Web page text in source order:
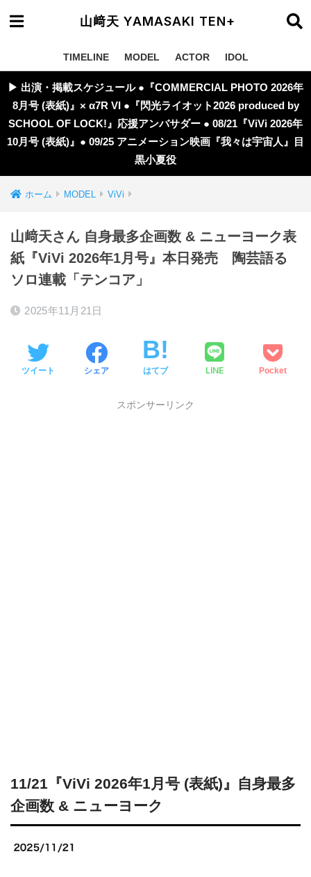
山﨑天 YAMASAKI TEN+
TIMELINE MODEL ACTOR IDOL
▶︎ 出演・掲載スケジュール ●『COMMERCIAL PHOTO 2026年
8月号 (表紙)』× α7R VI ●『閃光ライオット2026 produced by
SCHOOL OF LOCK!』応援アンバサダー ● 08/21『ViVi 2026年
10月号 (表紙)』● 09/25 アニメーション映画『我々は宇宙人』目
黒小夏役
ホーム MODEL ViVi
山﨑天さん 自身最多企画数 & ニューヨーク表
紙『ViVi 2026年1月号』本日発売 陶芸語る
ソロ連載「テンコア」
2025年11月21日
ツイート シェア はてブ LINE Pocket
スポンサーリンク
11/21『ViVi 2026年1月号 (表紙)』自身最多
企画数 & ニューヨーク